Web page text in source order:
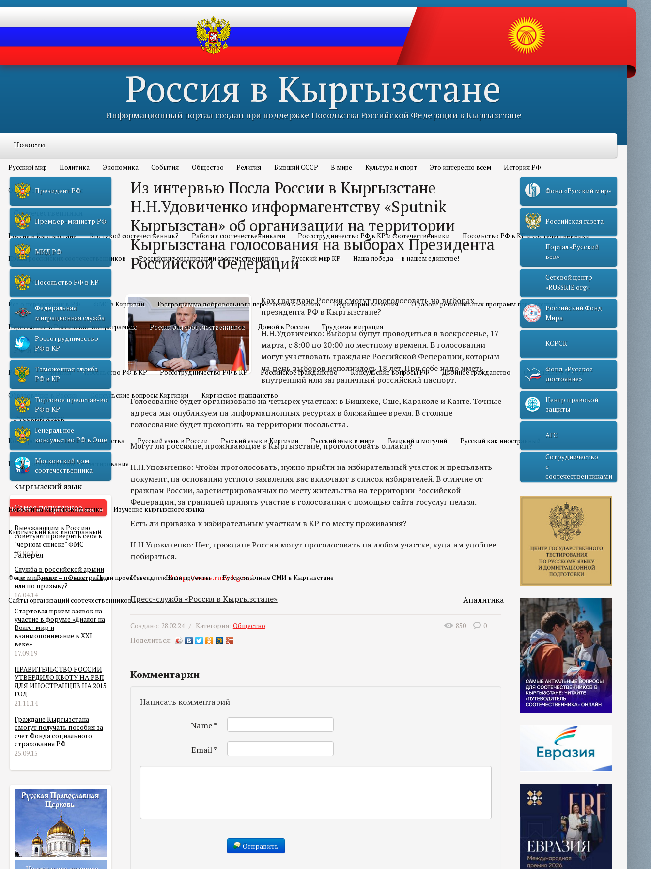
Россия в Кыргызстане
Информационный портал создан при поддержке Посольства Российской Федерации в Кыргызстане
Новости
Русский мир Политика Экономика События Общество Религия Бывший СССР В мире Культура и спорт Это интересно всем История РФ
Объявления и конкурсы
Соотечественники
Россия в Кыргызстане Кто такой соотечественник? Работа с соотечественниками Россотрудничество РФ в КР и соотечественники Посольство РФ в КР и соотечественники
Права российских соотечественников Российские организации соотечественников Русский мир КР Наша победа — в нашем единстве!
Переселение
Все о переселении в РФ ФМС в Киргизии Госпрограмма добровольного переселения в Россию Территории вселения О работе региональных программ переселения
Переселение в Россию вне госпрограммы Россия для соотечественников Домой в Россию Трудовая миграция
РФ и КР
Россия Киргизия Посольство РФ в КР Россотрудничество РФ в КР Российское гражданство Консульские вопросы РФ Двойное гражданство Отношения РФ и КР
Образование в России Консульские вопросы Киргизии Киргизское гражданство
Русский язык
Конкурс педагогического мастерства Русский язык в России Русский язык в Киргизии Русский язык в мире Великий и могучий Русский как иностранный
Центр государственного тестирования
Кыргызский язык
Новости на кыргызском языке Изучение кыргызского языка
Кыргызский как иностранный
Галерея
Фото Видео О нас Наши проекты олд Наши проекты Русскоязычные СМИ в Кыргызстане
Сайты организаций соотечественников Аналитика
Президент РФ
Премьер-министр РФ
МИД РФ
Посольство РФ в КР
Федеральная
миграционная служба
Россотрудничество
РФ в КР
Таможенная служба
РФ в КР
Торговое представ-во
РФ в КР
Генеральное
консульство РФ в Оше
Московский дом
соотечественника
Самое популярное
Выезжающим в Россию
советуют проверить себя в
"черном списке" ФМС
03.06.14
Служба в российской армии
для мигранта – по контракту
или по призыву?
16.04.14
Стартовал прием заявок на
участие в форуме «Диалог на
Волге: мир и
взаимопонимание в XXI
веке»
17.09.19
ПРАВИТЕЛЬСТВО РОССИИ
УТВЕРДИЛО КВОТУ НА РВП
ДЛЯ ИНОСТРАНЦЕВ НА 2015
ГОД
21.11.14
Граждане Кыргызстана
смогут получать пособия за
счет Фонда социального
страхования РФ
25.09.15
Из интервью Посла России в Кыргызстане
Н.Н.Удовиченко информагентству «Sputnik
Кыргызстан» об организации на территории
Кыргызстана голосования на выборах Президента
Российской Федерации
Как граждане России смогут проголосовать на выборах
президента РФ в Кыргызстане?
Н.Н.Удовиченко: Выборы будут проводиться в воскресенье, 17
марта, с 8:00 до 20:00 по местному времени. В голосовании
могут участвовать граждане Российской Федерации, которым
на день выборов исполнилось 18 лет. При себе надо иметь
внутренний или заграничный российский паспорт.
Голосование будет организовано на четырех участках: в Бишкеке, Оше, Караколе и Канте. Точные
адреса мы опубликуем на информационных ресурсах в ближайшее время. В столице
голосование будет проходить на территории посольства.
Могут ли россияне, проживающие в Кыргызстане, проголосовать онлайн?
Н.Н.Удовиченко: Чтобы проголосовать, нужно прийти на избирательный участок и предъявить
документ, на основании устного заявления вас включают в список избирателей. В отличие от
граждан России, зарегистрированных по месту жительства на территории Российской
Федерации, за границей принять участие в голосовании с помощью сайта госуслуг нельзя.
Есть ли привязка к избирательным участкам в КР по месту проживания?
Н.Н.Удовиченко: Нет, граждане России могут проголосовать на любом участке, куда им удобнее
добираться.
Источник:http://www.rusinkg.ru/
Пресс-служба «Россия в Кыргызстане»
Создано: 28.02.24 / Категория: Общество 850
0
Поделиться:
Комментарии
Написать комментарий
Name*
Email*
Отправить
Фонд «Русский мир»
Российская газета
Портал «Русский
век»
Сетевой центр
«RUSSKIE.org»
Российский Фонд
Мира
КСРСК
Фонд «Русское
достояние»
Центр правовой
защиты
АГС
Сотрудничество
с
соотечественниками